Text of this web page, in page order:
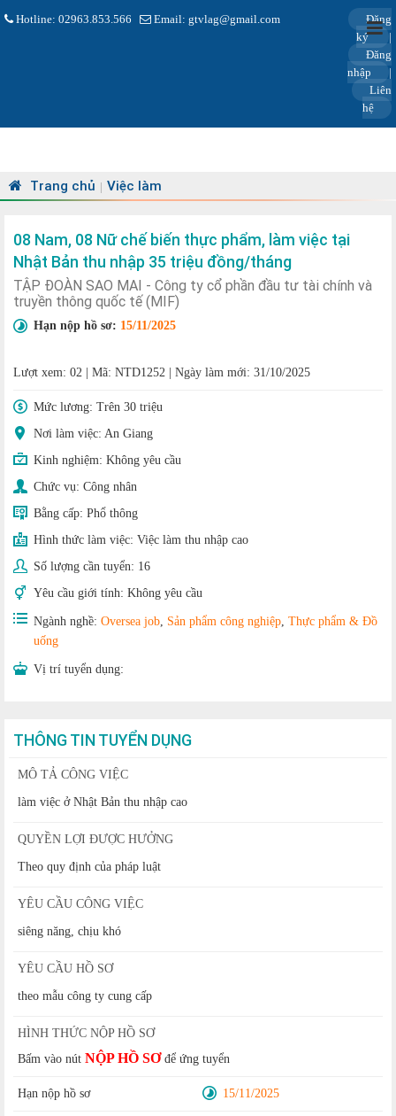
Hotline: 02963.853.566 Email: gtvlag@gmail.com
Đăng
ký
|
Đăng
nhập
|
Liên
hệ
Trang chủ | Việc làm
08 Nam, 08 Nữ chế biến thực phẩm, làm việc tại
Nhật Bản thu nhập 35 triệu đồng/tháng
TẬP ĐOÀN SAO MAI - Công ty cổ phần đầu tư tài chính và
truyền thông quốc tế (MIF)
Hạn nộp hồ sơ: 15/11/2025
Lượt xem: 02 Mã: NTD1252 Ngày làm mới: 31/10/2025
Mức lương: Trên 30 triệu
Nơi làm việc: An Giang
Kinh nghiệm: Không yêu cầu
Chức vụ: Công nhân
Bằng cấp: Phổ thông
Hình thức làm việc: Việc làm thu nhập cao
Số lượng cần tuyển: 16
Yêu cầu giới tính: Không yêu cầu
Ngành nghề: Oversea job, Sản phẩm công nghiệp, Thực phẩm & Đồ
uống
Vị trí tuyển dụng:
THÔNG TIN TUYỂN DỤNG
MÔ TẢ CÔNG VIỆC
làm việc ở Nhật Bản thu nhập cao
QUYỀN LỢI ĐƯỢC HƯỞNG
Theo quy định của pháp luật
YÊU CẦU CÔNG VIỆC
siêng năng, chịu khó
YÊU CẦU HỒ SƠ
theo mẫu công ty cung cấp
HÌNH THỨC NỘP HỒ SƠ
Bấm vào nút NỘP HỒ SƠđể ứng tuyển
Hạn nộp hồ sơ 15/11/2025